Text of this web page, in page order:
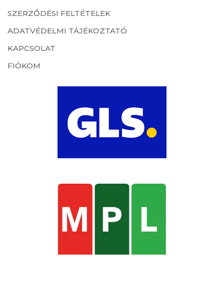
SZERZŐDÉSI FELTÉTELEK
ADATVÉDELMI TÁJÉKOZTATÓ
KAPCSOLAT
FIÓKOM